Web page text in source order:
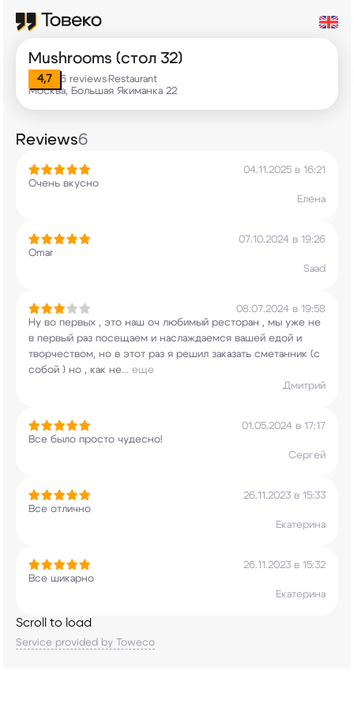
Mushrooms (стол 32)
4,7 6 reviews•Restaurant
Москва, Большая Якиманка 22
Reviews6
04.11.2025 в 16:21
Очень вкусно
Елена
07.10.2024 в 19:26
Omar
Saad
08.07.2024 в 19:58
Ну во первых , это наш оч любимый ресторан , мы уже не
в первый раз посещаем и наслаждаемся вашей едой и
творчеством, но в этот раз я решил заказать сметанник (с
собой ) но , как не... еще
Дмитрий
01.05.2024 в 17:17
Все было просто чудесно!
Сергей
26.11.2023 в 15:33
Все отлично
Екатерина
26.11.2023 в 15:32
Все шикарно
Екатерина
Scroll to load
Service provided by Toweco